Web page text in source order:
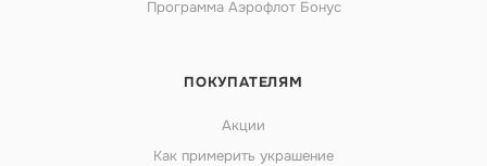
Программа Аэрофлот Бонус
ПОКУПАТЕЛЯМ
Акции
Как примерить украшение